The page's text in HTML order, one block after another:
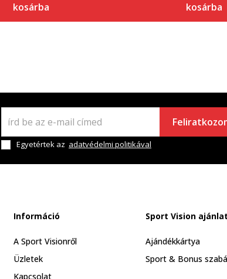
kosárba kosárba
Egyetértek az adatvédelmi politikával
Információ
A Sport Visionről
Üzletek
Kapcsolat
Sport Vision
Ajándékkártya
Sport & Bonus